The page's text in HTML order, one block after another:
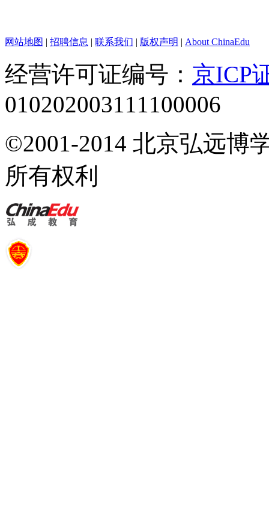
网站地图 | 招聘信息 | 联系我们 | 版权声明 | About ChinaEdu
经营许可证编号： 京ICP
010202003111100006
©2001-2014 北京弘远博
所有权利